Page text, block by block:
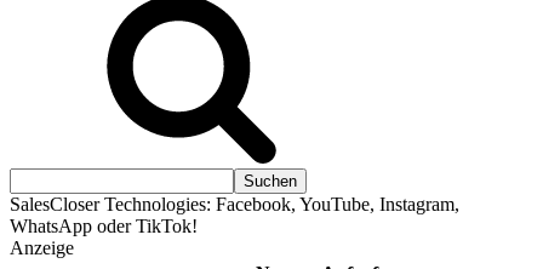
SalesCloser Technologies: Facebook, YouTube, Instagram,
WhatsApp oder TikTok!
Anzeige